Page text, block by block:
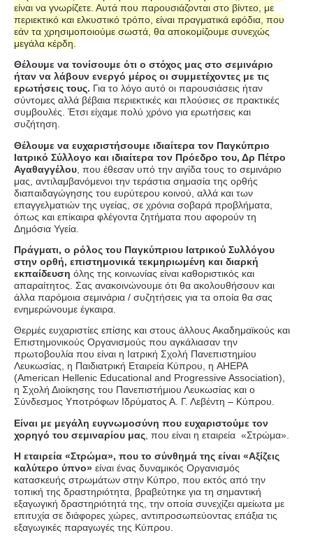
είναι να γνωρίζετε. Αυτά που παρουσιάζονται στο βίντεο, με
περιεκτικό και ελκυστικό τρόπο, είναι πραγματικά εφόδια, που
εάν τα χρησιμοποιούμε σωστά, θα αποκομίζουμε συνεχώς
μεγάλα κέρδη.
Θέλουμε να τονίσουμε ότι ο στόχος μας στο σεμινάριο
ήταν να λάβουν ενεργό μέρος οι συμμετέχοντες με τις
ερωτήσεις τους. Για το λόγο αυτό οι παρουσιάσεις ήταν
σύντομες αλλά βέβαια περιεκτικές και πλούσιες σε πρακτικές
συμβουλές. Έτσι είχαμε πολύ χρόνο για ερωτήσεις και
συζήτηση.
Θέλουμε να ευχαριστήσουμε ιδιαίτερα τον Παγκύπριο
Ιατρικό Σύλλογο και ιδιαίτερα τον Πρόεδρο του, Δρ Πέτρο
Αγαθαγγέλου , που έθεσαν υπό την αιγίδα τους το σεμινάριο
μας, αντιλαμβανόμενοι την τεράστια σημασία της ορθής
διαπαιδαγώγησης του ευρύτερου κοινού, αλλά και των
επαγγελματιών της υγείας, σε χρόνια σοβαρά προβλήματα,
όπως και επίκαιρα φλέγοντα ζητήματα που αφορούν τη
Δημόσια Υγεία.
Πράγματι, ο ρόλος του Παγκύπριου Ιατρικού Συλλόγου
στην ορθή, επιστημονικά τεκμηριωμένη και διαρκή
εκπαίδευση όλης της κοινωνίας είναι καθοριστικός και
απαραίτητος. Σας ανακοινώνουμε ότι θα ακολουθήσουν και
άλλα παρόμοια σεμινάρια / συζητήσεις για τα οποία θα σας
ενημερώνουμε έγκαιρα.
Θερμές ευχαριστίες επίσης και στους άλλους Ακαδημαϊκούς και
Επιστημονικούς Οργανισμούς που αγκάλιασαν την
πρωτοβουλία που είναι η Ιατρική Σχολή Πανεπιστημίου
Λευκωσίας, η Παιδιατρική Εταιρεία Κύπρου, η AHEPA
(American Hellenic Educational and Progressive Association),
η Σχολή Διοίκησης του Πανεπιστήμιου Λευκωσίας και ο
Σύνδεσμος Υποτρόφων Ιδρύματος Α. Γ. Λεβέντη – Κύπρου.
Είναι με μεγάλη ευγνωμοσύνη που ευχαριστούμε τον
χορηγό του σεμιναρίου μας , που είναι η εταιρεία «Στρώμα».
Η εταιρεία «Στρώμα», που το σύνθημά της είναι «Αξίζεις
καλύτερο ύπνο» είναι ένας δυναμικός Οργανισμός
κατασκευής στρωμάτων στην Κύπρο, που εκτός από την
τοπική της δραστηριότητα, βραβεύτηκε για τη σημαντική
εξαγωγική δραστηριότητά της, την οποία συνεχίζει αμείωτα με
επιτυχία σε διάφορες χώρες, αντιπροσωπεύοντας επάξια τις
εξαγωγικές παραγωγές της Κύπρου.